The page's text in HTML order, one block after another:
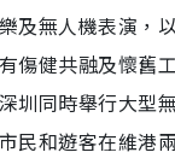
及無人機表演，
傷健共融及懷舊
圳同時舉行大型
民和遊客在維港